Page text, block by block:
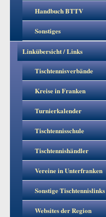
Handbuch BTTV
Sonstiges
Linkübersicht / Links
Tischtennisverbände
Kreise in Franken
Turnierkalender
Tischtennisschule
Tischtennishändler
Vereine in Unterfranken
Sonstige Tischtennislinks
Websites der Region